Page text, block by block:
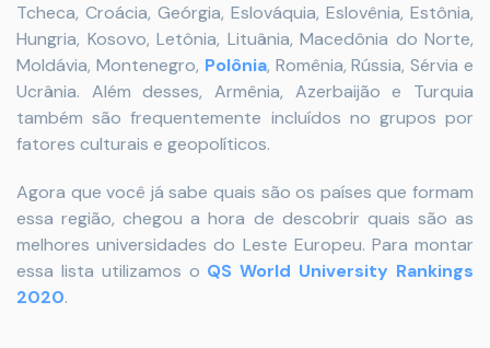
Tcheca, Croácia, Geórgia, Eslováquia, Eslovênia, Estônia,
Hungria, Kosovo, Letônia, Lituânia, Macedônia do Norte,
Moldávia, Montenegro, Polônia, Romênia, Rússia, Sérvia e
Ucrânia. Além desses, Armênia, Azerbaijão e Turquia
também são frequentemente incluídos no grupos por
fatores culturais e geopolíticos.
Agora que você já sabe quais são os países que formam
essa região, chegou a hora de descobrir quais são as
melhores universidades do Leste Europeu. Para montar
essa lista utilizamos o QS World University Rankings
2020.